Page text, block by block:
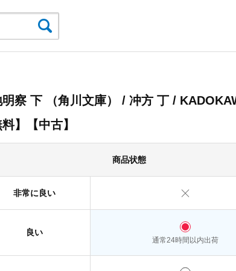
察 下 （角川文庫） / 冲方 丁 /
】【中古】
商品状態
非常に良い
良い
通常24時間以内出荷